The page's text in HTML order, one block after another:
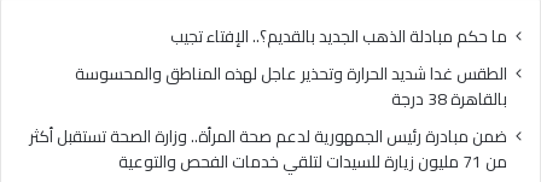
ما حكم مبادلة الذهب الجديد بالقديم؟.. الإفتاء تجيب
الطقس غدا شديد الحرارة وتحذير عاجل لهذه المناطق والمحسوسة
بالقاهرة 38 درجة
ضمن مبادرة رئيس الجمهورية لدعم صحة المرأة.. وزارة الصحة تستقبل أكثر
من 71 مليون زيارة للسيدات لتلقي خدمات الفحص والتوعية